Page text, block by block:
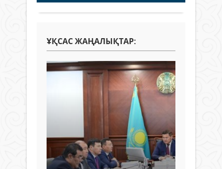
ҰҚСАС ЖАҢАЛЫҚТАР: